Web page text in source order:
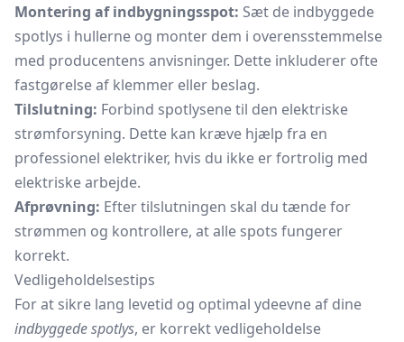
Montering af indbygningsspot: Sæt de indbyggede
spotlys i hullerne og monter dem i overensstemmelse
med producentens anvisninger. Dette inkluderer ofte
fastgørelse af klemmer eller beslag.
Tilslutning: Forbind spotlysene til den elektriske
strømforsyning. Dette kan kræve hjælp fra en
professionel elektriker, hvis du ikke er fortrolig med
elektriske arbejde.
Afprøvning: Efter tilslutningen skal du tænde for
strømmen og kontrollere, at alle spots fungerer
korrekt.
Vedligeholdelsestips
For at sikre lang levetid og optimal ydeevne af dine
indbyggede spotlys, er korrekt vedligeholdelse